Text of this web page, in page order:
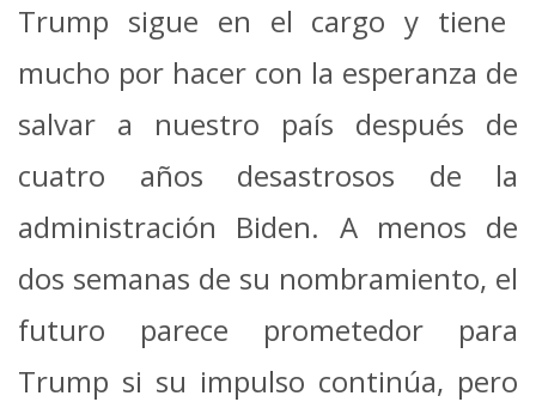
Trump sigue en el cargo y tiene
mucho por hacer con la esperanza de
salvar a nuestro país después de
cuatro años desastrosos de la
administración Biden. A menos de
dos semanas de su nombramiento, el
futuro parece prometedor para
Trump si su impulso continúa, pero